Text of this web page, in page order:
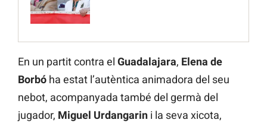
En un partit contra el Guadalajara, Elena de
Borbó ha estat l’autèntica animadora del seu
nebot, acompanyada també del germà del
jugador, Miguel Urdangarin i la seva xicota,